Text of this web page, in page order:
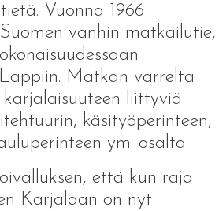
Vuonna 1966
vanhin matkailutie,
Matkan varrelta
karjalaisuuteen liittyviä
käsityöperinteen,
ym. osalta.
että kun raja
Karjalaan on nyt